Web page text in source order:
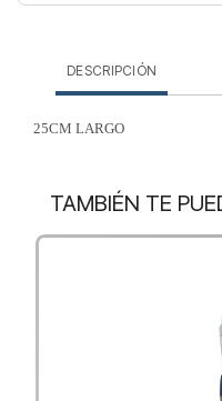
DESCRIPCIÓN
25CM LARGO
TAMBIÉN TE